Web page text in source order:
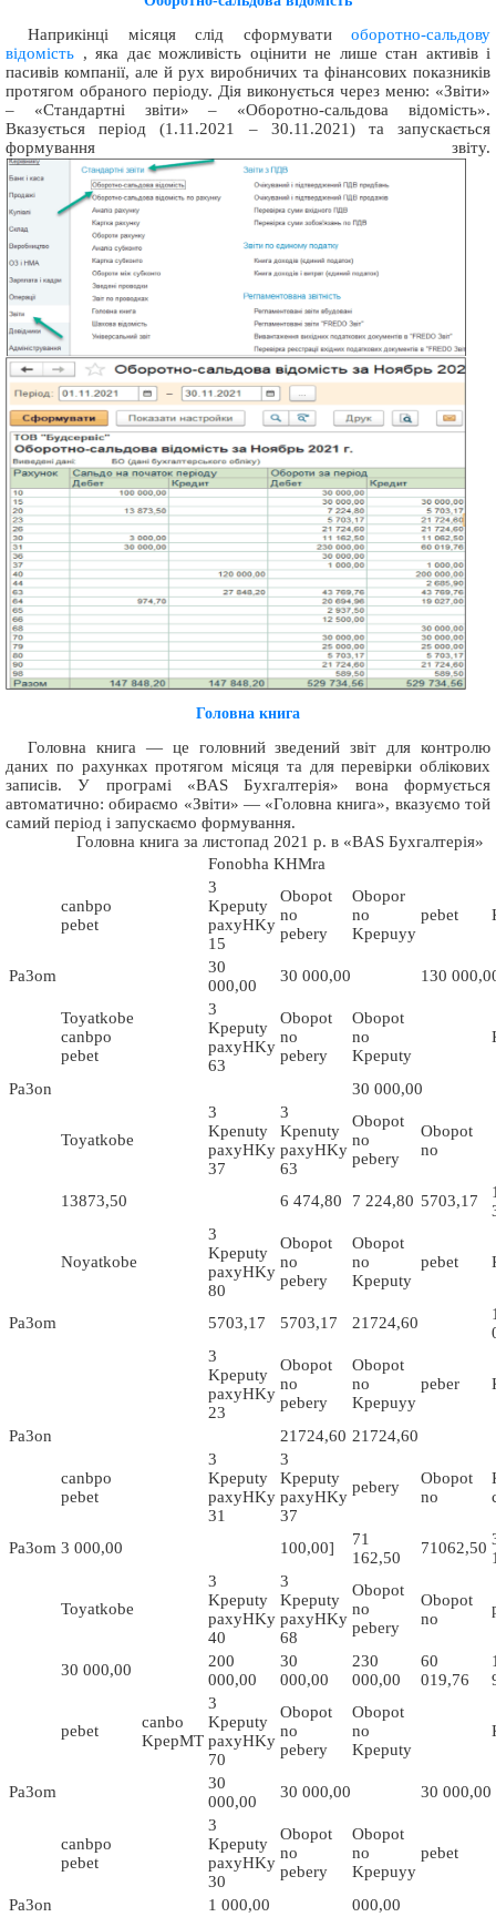
Наприкінці місяця слід сформувати оборотно-сальдову
відомість , яка дає можливість оцінити не лише стан активів і
пасивів компанії, але й рух виробничих та фінансових показників
протягом обраного періоду. Дія виконується через меню: «Звіти»
– «Стандартні звіти» – «Оборотно-сальдова відомість».
Вказується період (1.11.2021 – 30.11.2021) та запускається
формування звіту.
Головна книга
Головна книга — це головний зведений звіт для контролю
даних по рахунках протягом місяця та для перевірки облікових
записів. У програмі «BAS Бухгалтерія» вона формується
автоматично: обираємо «Звіти» — «Головна книга», вказуємо той
самий період і запускаємо формування.
Головна книга за листопад 2021 р. в «BAS Бухгалтерія»
Fonobha KHMra
canbpo
pebet
3
Kpeputy
paxyHKy
15
Obopot
no
pebery
Obopor
no
Kpepuyy
pebet
Pa3om
30
000,00
30 000,00 130
Toyatkobe
canbpo
pebet
3
Kpeputy
paxyHKy
63
Obopot
no
pebery
Obopot
no
Kpeputy
Pa3on 30 000,00
Toyatkobe
3
Kpenuty
paxyHKy
37
3
Kpenuty
paxyHKy
63
Obopot
no
pebery
Obopot
no
13873,50 6 474,80 7 224,80 5703,17
Noyatkobe
3
Kpeputy
paxyHKy
80
Obopot
no
pebery
Obopot
no
Kpeputy
pebet
Pa3om 5703,17 5703,17 21724,60
3
Kpeputy
paxyHKy
23
Obopot
no
pebery
Obopot
no
Kpepuyy
peber
Pa3on 21724,60 21724,60
canbpo
pebet
3
Kpeputy
paxyHKy
31
3
Kpeputy
paxyHKy
37
pebery
Obopot
no
Pa3om 3 000,00 100,00]
71
162,50
71062,50
Toyatkobe
3
Kpeputy
paxyHKy
40
3
Kpeputy
paxyHKy
68
Obopot
no
pebery
Obopot
no
30 000,00
200
000,00
30
000,00
230
000,00
60
019,76
pebet
canbo
KpepMT
3
Kpeputy
paxyHKy
70
Obopot
no
pebery
Obopot
no
Kpeputy
Pa3om
30
000,00
30 000,00 30 000,00
canbpo
pebet
3
Kpeputy
paxyHKy
30
Obopot
no
pebery
Obopot
no
Kpepuyy
pebet
Pa3on 1 000,00 000,00